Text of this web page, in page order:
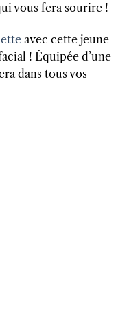
vous fera sourire !
avec cette jeune
! Équipée d’une
dans tous vos